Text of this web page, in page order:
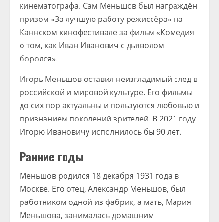
кинематографа. Сам Меньшов был награждён
призом «За лучшую работу режиссёра» на
Каннском кинофестивале за фильм «Комедия
о том, как Иван Иванович с дьяволом
боролся».
Игорь Меньшов оставил неизгладимый след в
российской и мировой культуре. Его фильмы
до сих пор актуальны и пользуются любовью и
признанием поколений зрителей. В 2021 году
Игорю Ивановичу исполнилось бы 90 лет.
Ранние годы
Меньшов родился 18 декабря 1931 года в
Москве. Его отец, Александр Меньшов, был
работником одной из фабрик, а мать, Мария
Меньшова, занималась домашним